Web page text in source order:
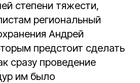
степени тяжести,
региональный
Андрей
предстоит сделать
сразу проведение
им было